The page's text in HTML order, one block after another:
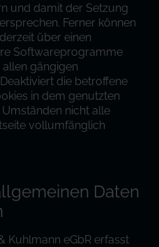
und damit der Setzung
Ferner können
über einen
Softwareprogramme
gängigen
die betroffene
in dem genutzten
nicht alle
vollumfänglich
Daten
Kuhlmann eGbR erfasst